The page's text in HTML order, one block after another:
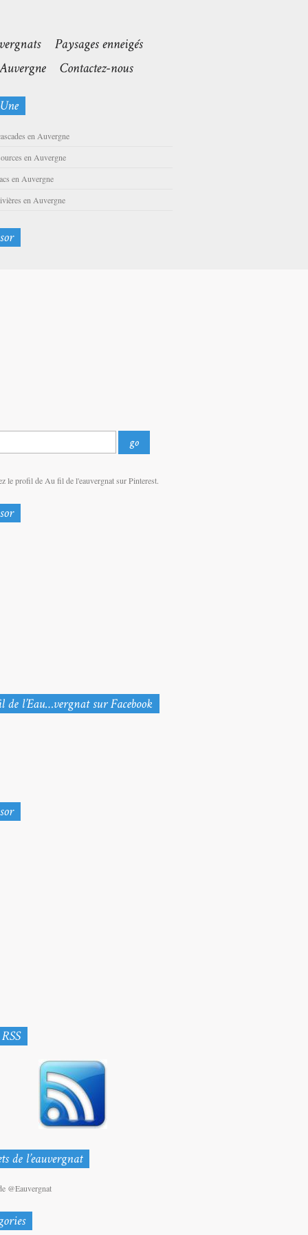
en Auvergne
en Auvergne
en Auvergne
en Auvergne
le profil de Au fil de l'eauvergnat sur Pinterest.
@Eauvergnat